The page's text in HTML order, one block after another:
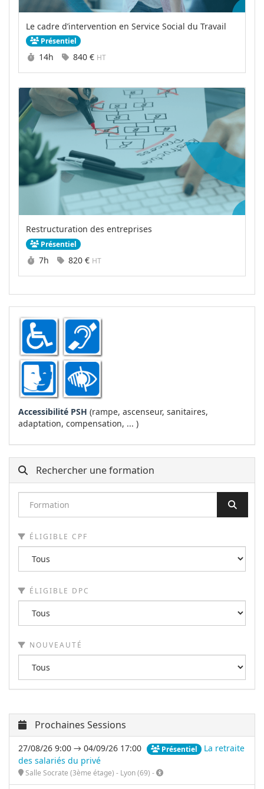
Le cadre d’intervention en Service Social du Travail
Présentiel
Durée :
14h Prix :
840 € HT
Restructuration des entreprises
Présentiel
Durée :
7h Prix :
820 € HT
Accessibilité PSH (rampe, ascenseur, sanitaires,
adaptation, compensation, ... )
Rechercher une formation
ÉLIGIBLE CPF
ÉLIGIBLE DPC
NOUVEAUTÉ
Prochaines Sessions
27/08/26 9:00 → 04/09/26 17:00 Présentiel
La retraite
des salariés du privé
Salle Socrate (3ème étage) - Lyon (69) -